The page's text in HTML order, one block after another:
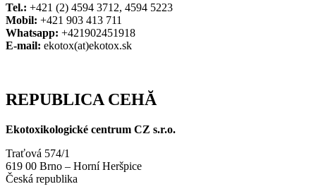
Tel.: +421 (2) 4594 3712, 4594 5223
Mobil: +421 903 413 711
Whatsapp: +421902451918
E-mail: ekotox(at)ekotox.sk
REPUBLICA CEHĂ
Ekotoxikologické centrum CZ s.r.o.
Traťová 574/1
619 00 Brno – Horní Heršpice
Česká republika